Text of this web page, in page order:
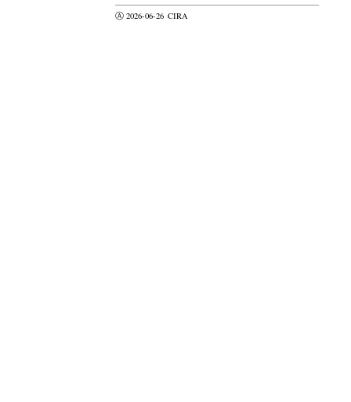
Ⓐ 2026-06-26 CIRA